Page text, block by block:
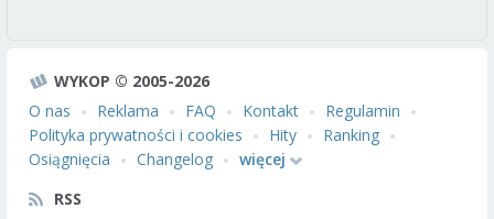
WYKOP © 2005-2026
O nas
Reklama FAQ Kontakt
Regulamin
Polityka prywatności i cookies
Hity
Ranking
Osiągnięcia
Changelog
więcej
RSS